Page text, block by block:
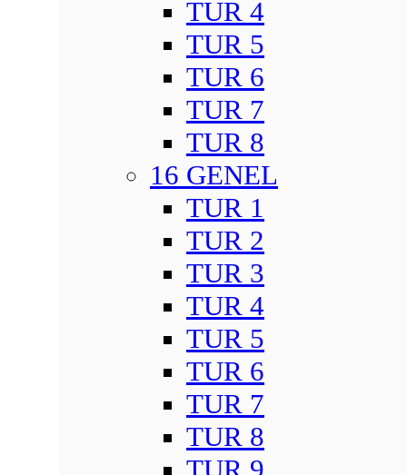
TUR 4
TUR 5
TUR 6
TUR 7
TUR 8
16 GENEL
TUR 1
TUR 2
TUR 3
TUR 4
TUR 5
TUR 6
TUR 7
TUR 8